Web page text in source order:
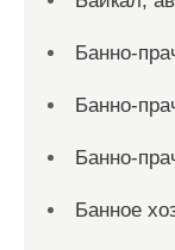
Банно-
Банно-
Банно-
Банное